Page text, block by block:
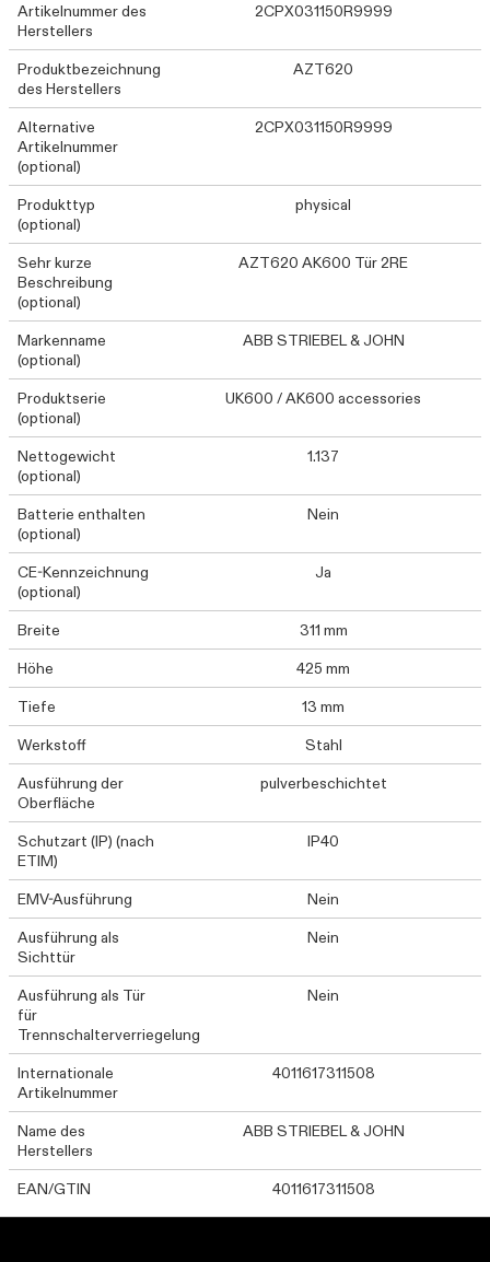
Artikelnummer des
Herstellers
2CPX031150R9999
Produktbezeichnung
des Herstellers
AZT620
Alternative
Artikelnummer
(optional)
2CPX031150R9999
Produkttyp
(optional)
physical
Sehr kurze
Beschreibung
(optional)
AZT620 AK600 Tür 2RE
Markenname
(optional)
ABB STRIEBEL & JOHN
Produktserie
(optional)
UK600 / AK600 accessories
Nettogewicht
(optional)
1.137
Batterie enthalten
(optional)
Nein
CE-Kennzeichnung
(optional)
Ja
Breite
311 mm
Höhe
425 mm
Tiefe
13 mm
Werkstoff
Stahl
Ausführung der
Oberfläche
pulverbeschichtet
Schutzart (IP) (nach
ETIM)
IP40
EMV-Ausführung
Nein
Ausführung als
Sichttür
Nein
Ausführung als Tür
für
Trennschalterverriegelung
Nein
Internationale
Artikelnummer
4011617311508
Name des
Herstellers
ABB STRIEBEL & JOHN
EAN/GTIN 4011617311508